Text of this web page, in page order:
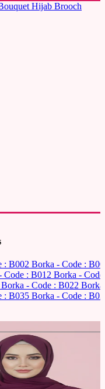
Hijab Brooch
: B002 Borka - Code :
Code : B012 Borka -
Borka - Code : B022
: B035 Borka - Code :